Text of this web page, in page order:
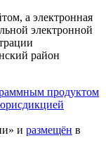
а электронная
электронной
район
продуктом
и размещён в